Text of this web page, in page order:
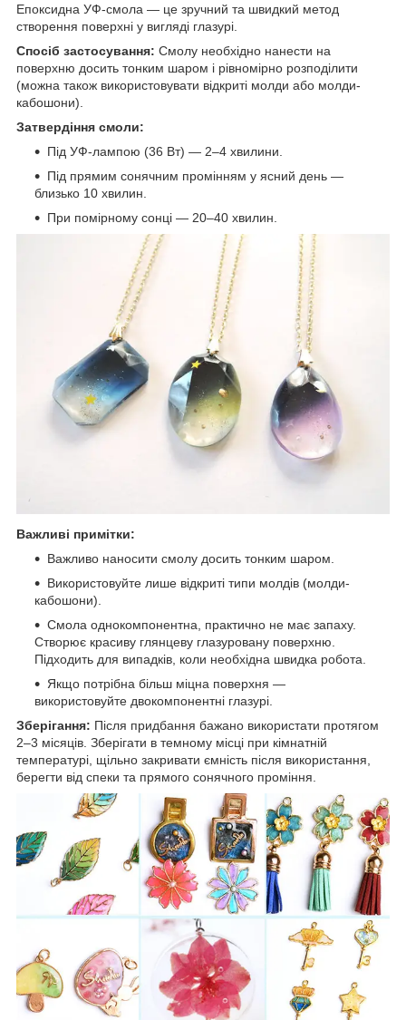
Епоксидна УФ-смола — це зручний та швидкий метод
створення поверхні у вигляді глазурі.
Спосіб застосування: Смолу необхідно нанести на
поверхню досить тонким шаром і рівномірно розподілити
(можна також використовувати відкриті молди або молди-
кабошони).
Затвердіння смоли:
Під УФ-лампою (36 Вт) — 2–4 хвилини.
Під прямим сонячним промінням у ясний день —
близько 10 хвилин.
При помірному сонці — 20–40 хвилин.
Важливі примітки:
Важливо наносити смолу досить тонким шаром.
Використовуйте лише відкриті типи молдів (молди-
кабошони).
Смола однокомпонентна, практично не має запаху.
Створює красиву глянцеву глазуровану поверхню.
Підходить для випадків, коли необхідна швидка робота.
Якщо потрібна більш міцна поверхня —
використовуйте двокомпонентні глазурі.
Зберігання: Після придбання бажано використати протягом
2–3 місяців. Зберігати в темному місці при кімнатній
температурі, щільно закривати ємність після використання,
берегти від спеки та прямого сонячного проміння.